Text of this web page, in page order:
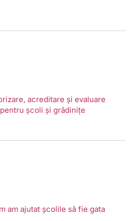
acreditare și evaluare
școli și grădinițe
am ajutat școlile să fie gata